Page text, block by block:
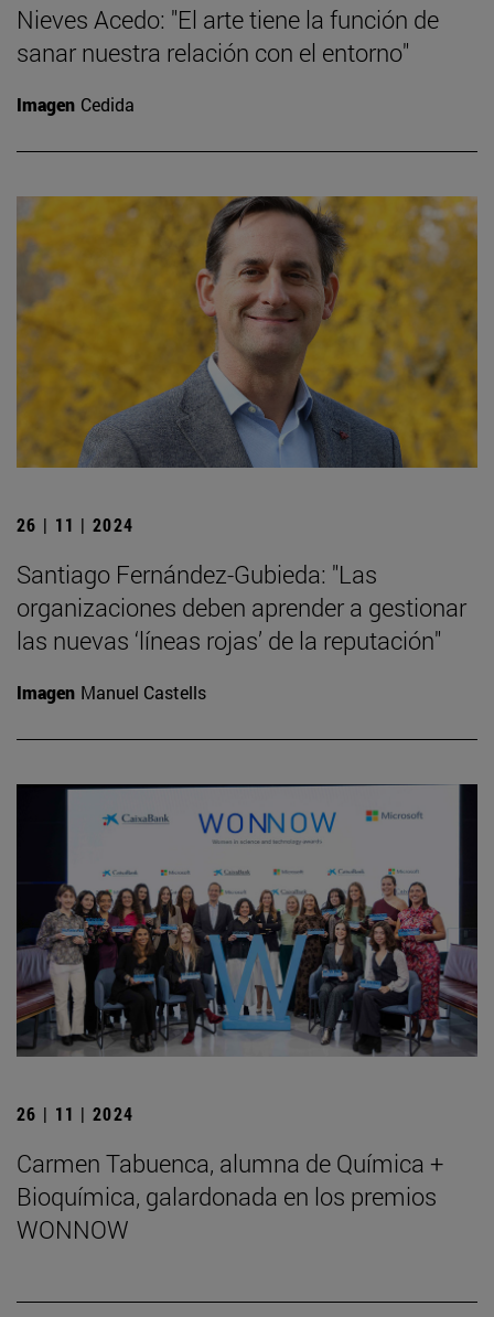
Nieves Acedo: "El arte tiene la función de
sanar nuestra relación con el entorno"
Imagen Cedida
26 | 11 | 2024
Santiago Fernández-Gubieda: "Las
organizaciones deben aprender a gestionar
las nuevas ‘líneas rojas’ de la reputación"
Imagen Manuel Castells
26 | 11 | 2024
Carmen Tabuenca, alumna de Química +
Bioquímica, galardonada en los premios
WONNOW